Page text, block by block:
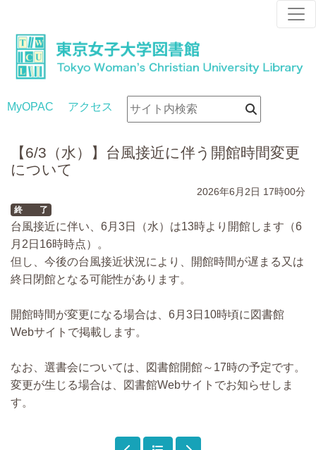
MyOPAC アクセス
【6/3（水）】台風接近に伴う開館時間変更
について
2026年6月2日 17時00分
終 了
台風接近に伴い、6月3日（水）は13時より開館します（6
月2日16時時点）。
但し、今後の台風接近状況により、開館時間が遅まる又は
終日閉館となる可能性があります。
開館時間が変更になる場合は、6月3日10時頃に図書館
Webサイトで掲載します。
なお、選書会については、図書館開館～17時の予定です。
変更が生じる場合は、図書館Webサイトでお知らせしま
す。